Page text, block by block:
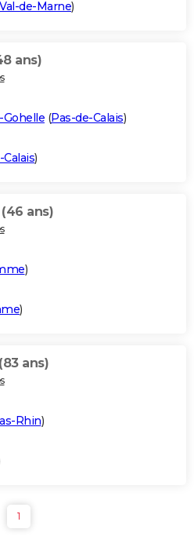
Val-de-Marne)
ans)
(Pas-de-Calais)
)
(46 ans)
)
)
(83 ans)
Rhin)
1